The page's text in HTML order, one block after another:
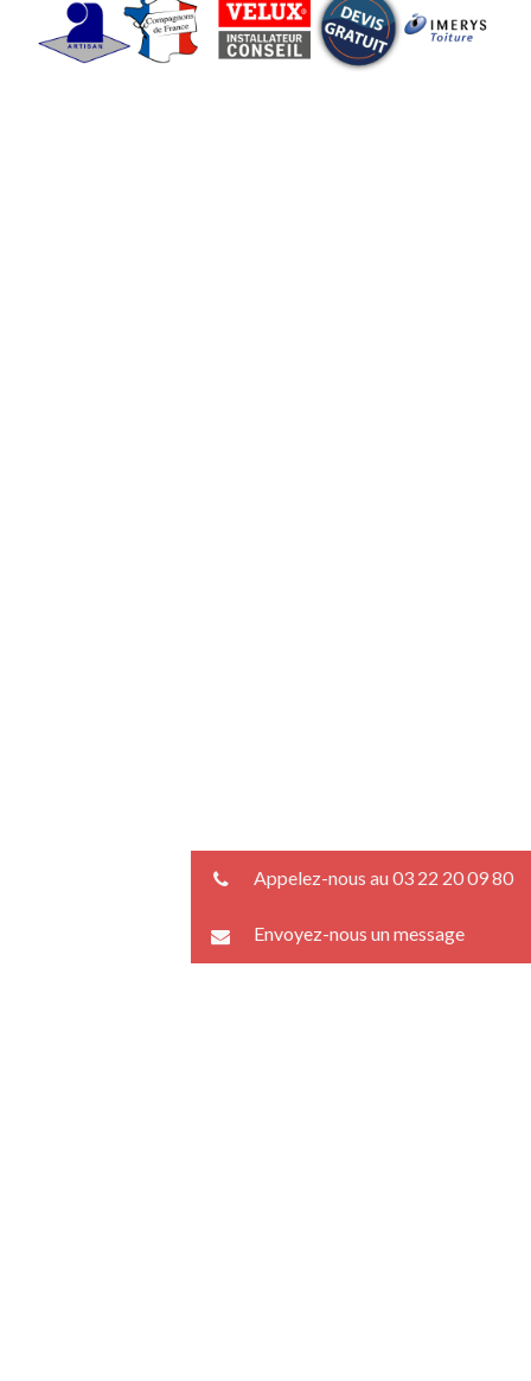
Appelez-nous au 03 22 20 09 80
Envoyez-nous un message